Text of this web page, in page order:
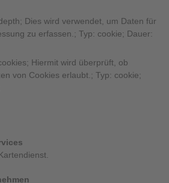
Dies wird verwendet, um Daten für
zu erfassen.; Typ: cookie; Dauer:
Hiermit wird überprüft, ob
von Cookies erlaubt.; Typ: cookie;